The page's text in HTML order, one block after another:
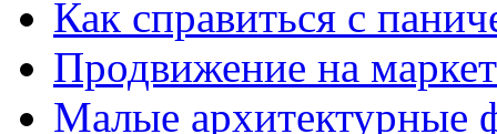
Как справиться с
Продвижение на
Малые архитектурные